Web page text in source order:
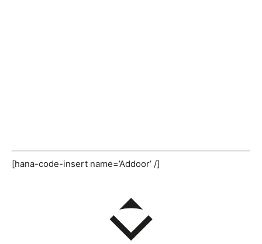
[hana-code-insert name=’Addoor’ /]